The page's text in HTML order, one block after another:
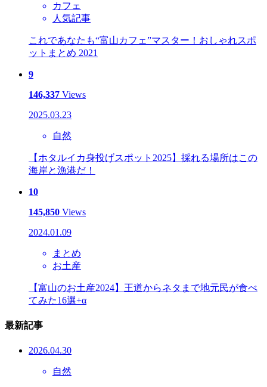
カフェ
人気記事
これであなたも“富山カフェ”マスター！おしゃれスポ
ットまとめ 2021
9
146,337 Views
2025.03.23
自然
【ホタルイカ身投げスポット2025】採れる場所はこの
海岸と漁港だ！
10
145,850 Views
2024.01.09
まとめ
お土産
【富山のお土産2024】王道からネタまで地元民が食べ
てみた16選+α
最新記事
2026.04.30
自然